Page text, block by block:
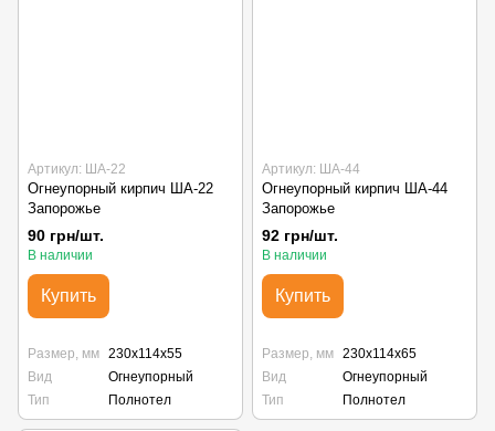
Артикул: ША-22
Огнеупорный кирпич ША-22
Запорожье
90 грн/шт.
В наличии
Купить
Размер, мм 230х114х55
Вид
Огнеупорный
Тип
Полнотел
Артикул: ША-44
Огнеупорный кирпич ША-44
Запорожье
92 грн/шт.
В наличии
Купить
Размер, мм 230х114х65
Вид
Огнеупорный
Тип
Полнотел